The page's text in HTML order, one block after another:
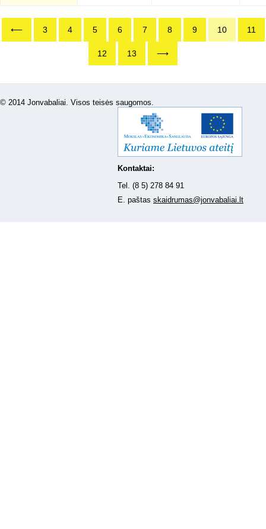
⟵ 3 4 5 6 7 8 9 10 11
12 13 ⟶
© 2014 Jonvabaliai. Visos teisės saugomos.
Kontaktai:
Tel. (8 5) 278 84 91
E. paštas skaidrumas@jonvabaliai.lt